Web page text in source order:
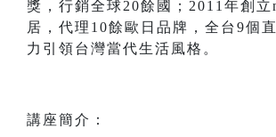
獎，行銷全球20餘國；2011年創立
居，代理10餘歐日品牌，全台9個
力引領台灣當代生活風格。
講座簡介：